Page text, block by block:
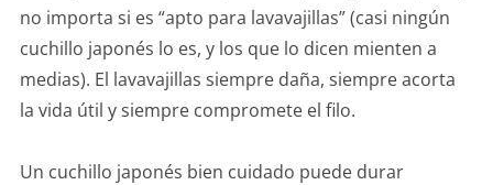
no importa si es “apto para lavavajillas” (casi ningún
cuchillo japonés lo es, y los que lo dicen mienten a
medias). El lavavajillas siempre daña, siempre acorta
la vida útil y siempre compromete el filo.
Un cuchillo japonés bien cuidado puede durar